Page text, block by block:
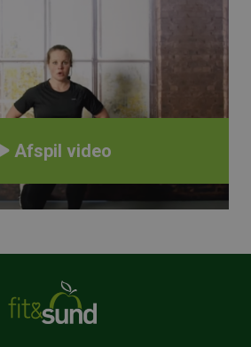
Afspil video